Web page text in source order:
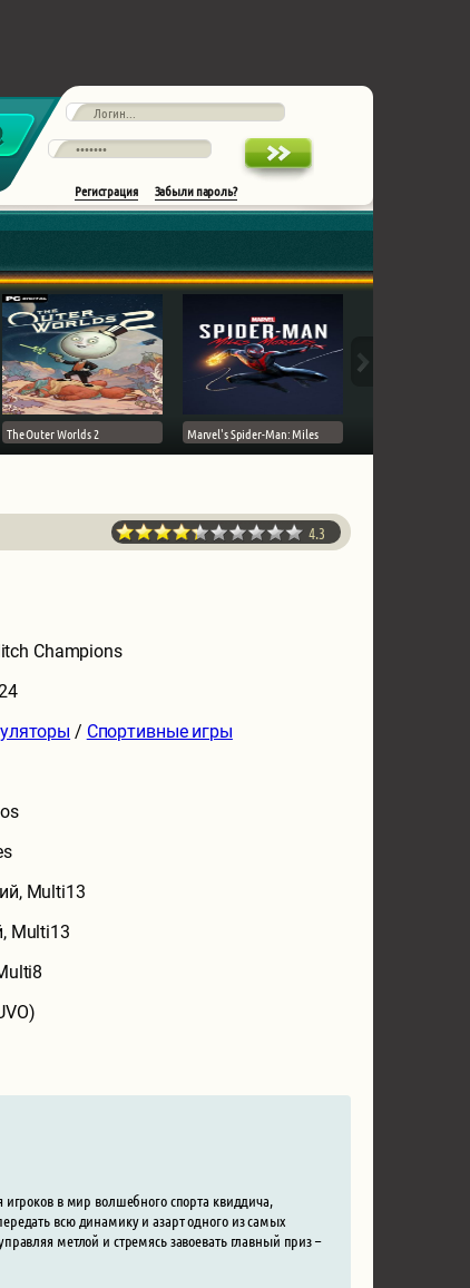
Регистрация
Забыли пароль?
The Outer Worlds 2 Marvel's Spider-Man: Miles
4.3
Champions
/ Спортивные игры
Multi13
Multi13
в мир волшебного спорта квиддича,
всю динамику и азарт одного из самых
метлой и стремясь завоевать главный приз –